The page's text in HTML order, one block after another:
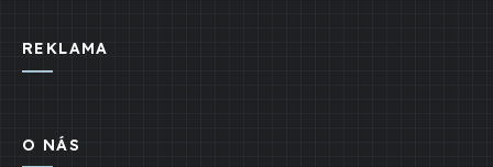
REKLAMA
O NÁS